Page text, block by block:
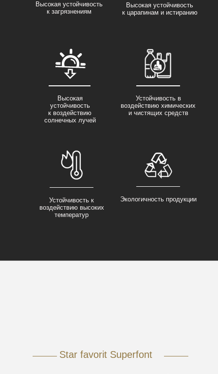
Высокая устойчивость
к загрязнениям
Высокая устойчивость
к царапинам и истиранию
Устойчивость в
воздействию химических
и чистящих средств
Экологичность продукции
Устойчивость к
воздействию высоких
температур
Высокая
устойчивость
к воздействию
солнечных лучей
Star favorit Superfont